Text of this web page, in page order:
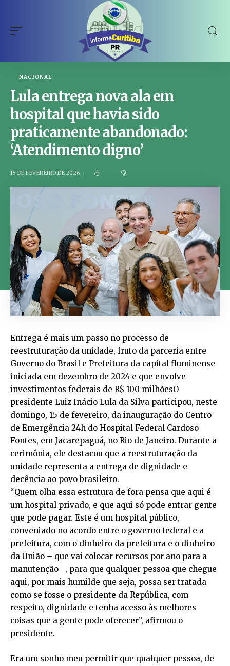
NACIONAL
Lula entrega nova ala em
hospital que havia sido
praticamente abandonado:
‘Atendimento digno’
15 DE FEVEREIRO DE 2026
Entrega é mais um passo no processo de
reestruturação da unidade, fruto da parceria entre
Governo do Brasil e Prefeitura da capital fluminense
iniciada em dezembro de 2024 e que envolve
investimentos federais de R$ 100 milhõesO
presidente Luiz Inácio Lula da Silva participou, neste
domingo, 15 de fevereiro, da inauguração do Centro
de Emergência 24h do Hospital Federal Cardoso
Fontes, em Jacarepaguá, no Rio de Janeiro. Durante a
cerimônia, ele destacou que a reestruturação da
unidade representa a entrega de dignidade e
decência ao povo brasileiro.
“Quem olha essa estrutura de fora pensa que aqui é
um hospital privado, e que aqui só pode entrar gente
que pode pagar. Este é um hospital público,
conveniado no acordo entre o governo federal e a
prefeitura, com o dinheiro da prefeitura e o dinheiro
da União – que vai colocar recursos por ano para a
manutenção –, para que qualquer pessoa que chegue
aqui, por mais humilde que seja, possa ser tratada
como se fosse o presidente da República, com
respeito, dignidade e tenha acesso às melhores
coisas que a gente pode oferecer”, afirmou o
presidente.
Era um sonho meu permitir que qualquer pessoa, de